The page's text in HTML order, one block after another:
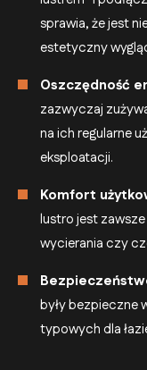
sprawia, że jest
estetyczny
Oszczędność
zazwyczaj
na ich regularne
eksploatacji.
Komfort
lustro jest
wycierania czy
były bezpieczne
typowych dla